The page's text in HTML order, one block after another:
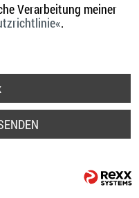
Verarbeitung meiner
.